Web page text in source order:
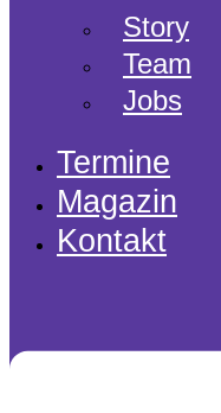
Story
Team
Jobs
Termine
Magazin
Kontakt